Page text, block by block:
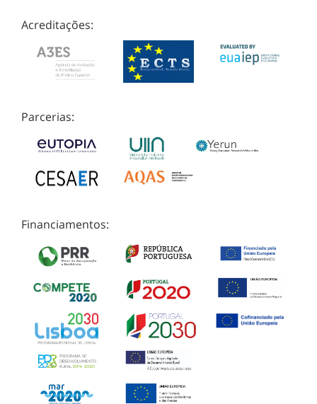
Acreditações:
Parcerias:
Financiamentos: